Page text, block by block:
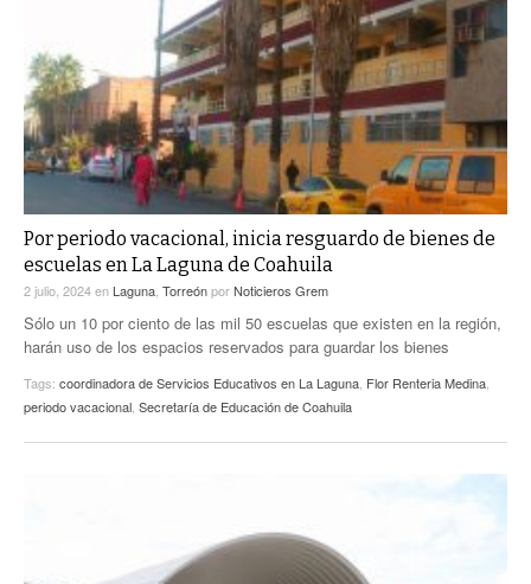
Por periodo vacacional, inicia resguardo de bienes de
escuelas en La Laguna de Coahuila
2 julio, 2024en Laguna TorreónporNoticieros Grem
Sólo un 10 por ciento de las mil 50 escuelas que existen en la región,
harán uso de los espacios reservados para guardar los bienes
Tags: coordinadora de Servicios Educativos en La Laguna Flor Renteria Medina
periodo vacacional Secretaría de Educación de Coahuila